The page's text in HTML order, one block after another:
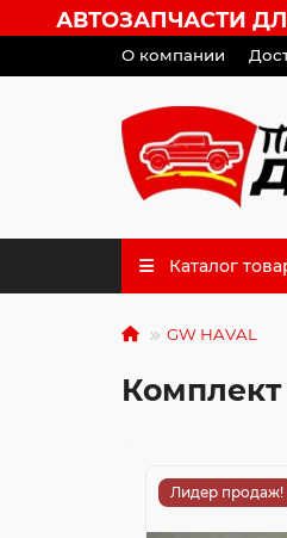
АВТОЗАПЧАСТИ ДЛЯ
О компании
Каталог
GW HAVAL
Комплект
Лидер продаж!